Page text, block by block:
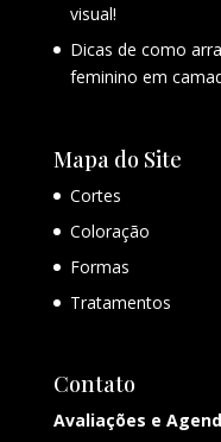
visual!
Dicas de como
feminino em
Mapa do Site
Cortes
Coloração
Formas
Tratamentos
Contato
Avaliações e